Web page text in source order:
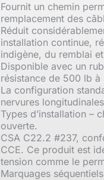
Fournit un chemin
remplacement des
Réduit
installation continue,
indigène, du remblai et
Disponible avec un
résistance de 500 lb
La configuration
nervures
Types d’installation –
ouverte.
CSA C22.2 #237,
CCE. Ce produit est
tension comme le
Marquages